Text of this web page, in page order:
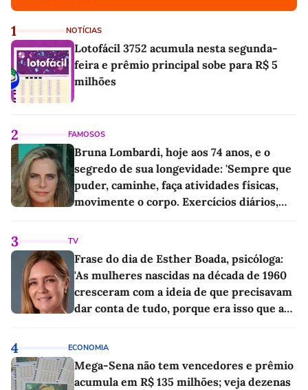
1 NOTÍCIAS
Lotofácil 3752 acumula nesta segunda-
feira e prêmio principal sobe para R$ 5
milhões
2 FAMOSOS
Bruna Lombardi, hoje aos 74 anos, e o
segredo de sua longevidade: 'Sempre que
puder, caminhe, faça atividades físicas,
movimente o corpo. Exercícios diários,
3 TV
Frase do dia de Esther Boada, psicóloga:
'As mulheres nascidas na década de 1960
cresceram com a ideia de que precisavam
dar conta de tudo, porque era isso que a
4 ECONOMIA
Mega-Sena não tem vencedores e prêmio
acumula em R$ 135 milhões; veja dezenas